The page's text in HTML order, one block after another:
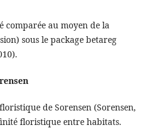
comparée au moyen de la
sous le package betareg
de Sorensen (Sorensen,
floristique entre habitats.